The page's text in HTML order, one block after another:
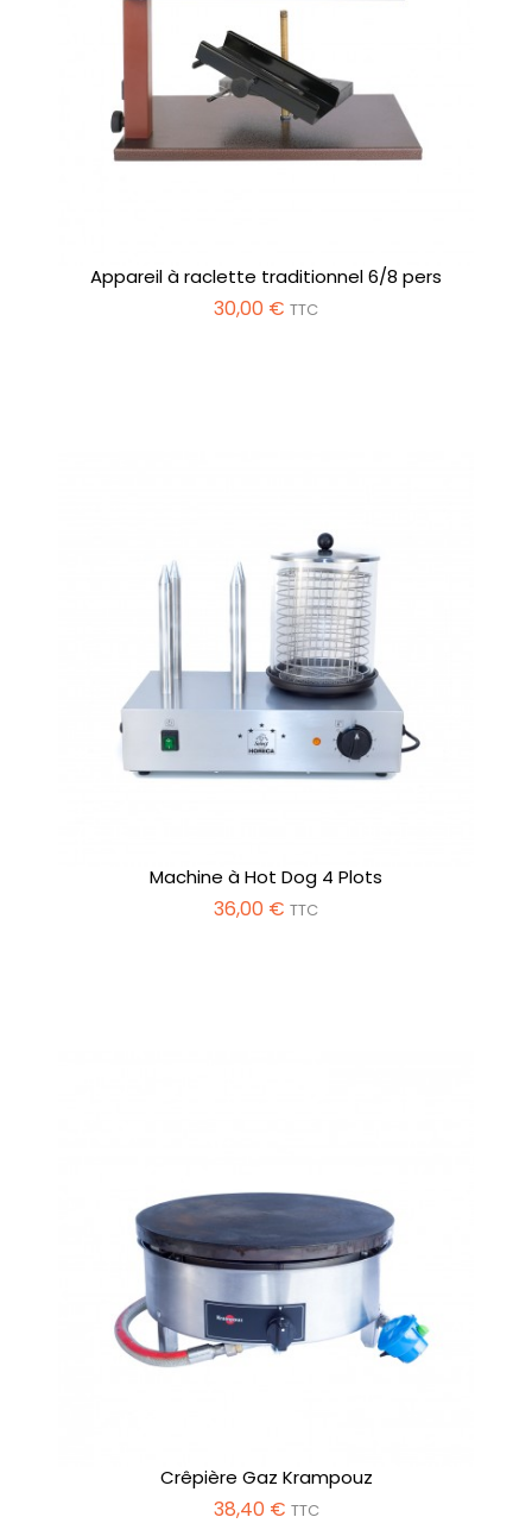
Appareil à raclette traditionnel 6/8 pers
30,00 € TTC
Machine à Hot Dog 4 Plots
36,00 € TTC
Crêpière Gaz Krampouz
38,40 € TTC